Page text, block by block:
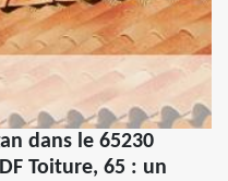
dans le 65230
Toiture, 65 : un